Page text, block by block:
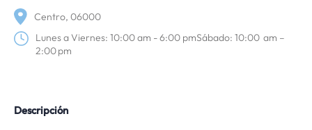
Centro, 06000
Lunes a Viernes: 10:00 am - 6:00 pmSábado: 10:00 am –
2:00 pm
Descripción